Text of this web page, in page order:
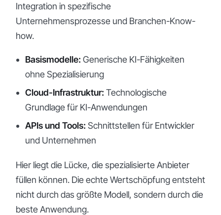
Integration in spezifische
Unternehmensprozesse und Branchen-Know-
how.
Basismodelle: Generische KI-Fähigkeiten
ohne Spezialisierung
Cloud-Infrastruktur: Technologische
Grundlage für KI-Anwendungen
APIs und Tools: Schnittstellen für Entwickler
und Unternehmen
Hier liegt die Lücke, die spezialisierte Anbieter
füllen können. Die echte Wertschöpfung entsteht
nicht durch das größte Modell, sondern durch die
beste Anwendung.